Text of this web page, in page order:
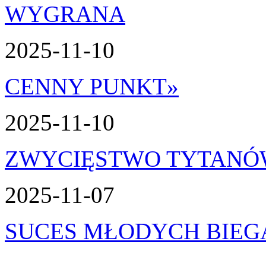
2025-11-10
CENNY PUNKT»
2025-11-10
ZWYCIĘSTWO
2025-11-07
SUCES MŁODYCH